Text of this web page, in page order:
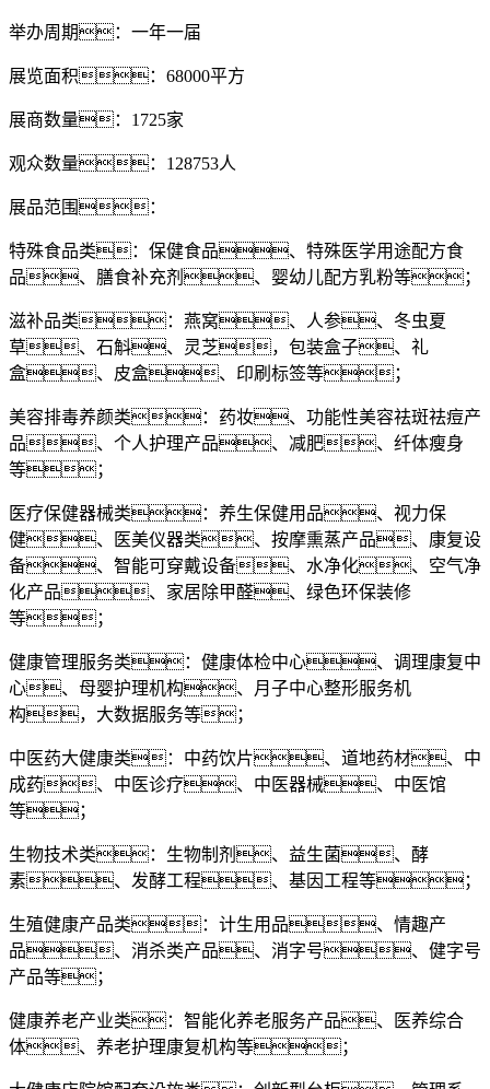
举办周期：一年一届
展览面积：68000平方
展商数量：1725家
观众数量：128753人
展品范围：
特殊食品类：保健食品、特殊医学用途配方食
品、膳食补充剂、婴幼儿配方乳粉等；
滋补品类：燕窝、人参、冬虫夏
草、石斛、灵芝，包装盒子、礼
盒、皮盒、印刷标签等；
美容排毒养颜类：药妆、功能性美容祛斑祛痘产
品、个人护理产品、减肥、纤体瘦身
等；
医疗保健器械类：养生保健用品、视力保
健、医美仪器类、按摩熏蒸产品、康复设
备、智能可穿戴设备、水净化、空气净
化产品、家居除甲醛、绿色环保装修
等；
健康管理服务类：健康体检中心、调理康复中
心、母婴护理机构、月子中心整形服务机
构，大数据服务等；
中医药大健康类：中药饮片、道地药材、中
成药、中医诊疗、中医器械、中医馆
等；
生物技术类：生物制剂、益生菌、酵
素、发酵工程、基因工程等；
生殖健康产品类：计生用品、情趣产
品、消杀类产品、消字号、健字号
产品等；
健康养老产业类：智能化养老服务产品、医养综合
体、养老护理康复机构等；